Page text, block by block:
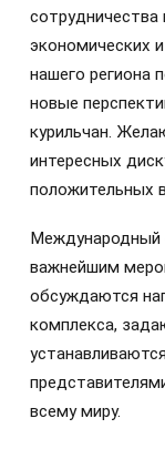
сотрудничества
экономических
нашего региона
новые
курильчан.
интересных
положительных
Международный
важнейшим
обсуждаются
комплекса,
всему миру.